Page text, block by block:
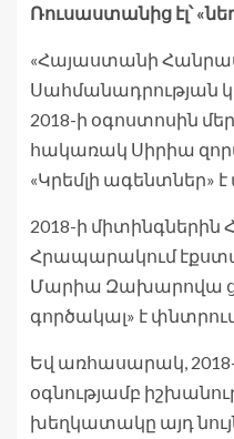
Ռուսաստանից էլ՝
«Հայաստանի
Սահմանադրության
2018-ի օգոստոսին
հակառակ Սիրիա
«Կրեմլի ագենտներ»
2018-ի
Հրապարակում
Մարիա Զախարովա
գործակալ» է
Եվ առհասարակ,
օգնությամբ
խեղկատակը այդ